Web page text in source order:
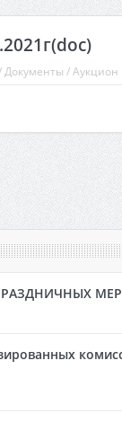
Документы /Аукцион